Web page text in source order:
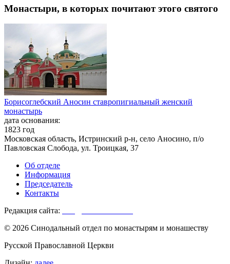
Монастыри, в которых почитают этого святого
Борисоглебский Аносин ставропигиальный женский
монастырь
дата основания:
1823 год
Московская область, Истринский р-н, село Аносино, п/о
Павловская Слобода, ул. Троицкая, 37
Об отделе
Информация
Председатель
Контакты
Редакция сайта:
© 2026 Синодальный отдел по монастырям и монашеству
Русской Православной Церкви